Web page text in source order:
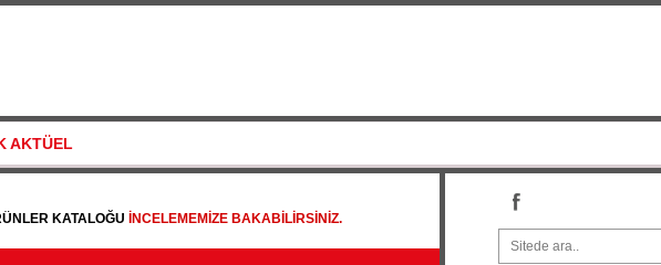
AKTÜEL
KATALOĞU INCELEMEMIZE BAKABILIRSINIZ.